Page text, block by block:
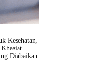
Kesehatan,
Diabaikan